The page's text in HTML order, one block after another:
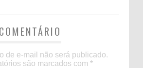
de e-mail não será publicado.
são marcados com *